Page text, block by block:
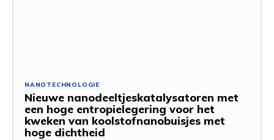
NANOTECHNOLOGIE
Nieuwe nanodeeltjeskatalysatoren met
een hoge entropielegering voor het
kweken van koolstofnanobuisjes met
hoge dichtheid